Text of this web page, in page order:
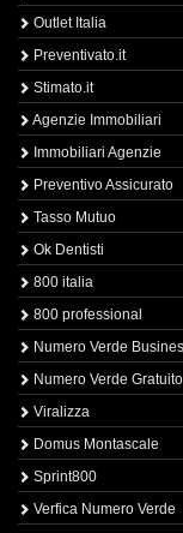
Outlet Italia
Preventivato.it
Stimato.it
Agenzie Immobiliari
Immobiliari Agenzie
Preventivo Assicurato
Tasso Mutuo
Ok Dentisti
800 italia
800 professional
Numero Verde
Numero Verde Gratuito
Viralizza
Domus Montascale
Sprint800
Verfica Numero Verde